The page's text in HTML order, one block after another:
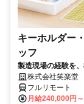
キーホルダー
ッフ
製造現場の経験を
株式会社笑楽堂
フルリモート
月給240,000円